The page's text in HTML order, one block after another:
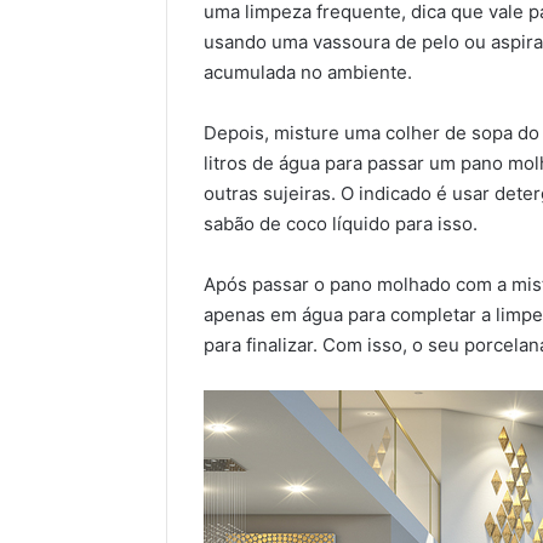
uma limpeza frequente, dica que vale
usando uma vassoura de pelo ou
acumulada no ambiente.
Depois, misture uma colher de sopa
litros de água para passar um pano
outras sujeiras. O indicado é usar
sabão de coco líquido para isso.
Após passar o pano molhado com a
apenas em água para completar a
para finalizar. Com isso, o seu